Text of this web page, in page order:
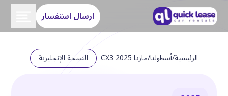
ارسال استفسار
الرئيسية/أسطولنا/مازدا CX3 2025 النسخة الإنجليزية